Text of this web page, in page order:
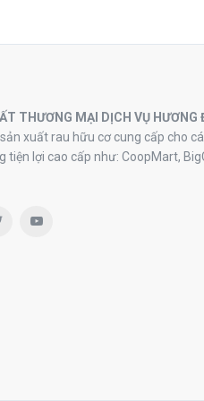
THƯƠNG MẠI DỊCH VỤ HƯƠNG
xuất rau hữu cơ cung cấp cho
tiện lợi cao cấp như: CoopMart,